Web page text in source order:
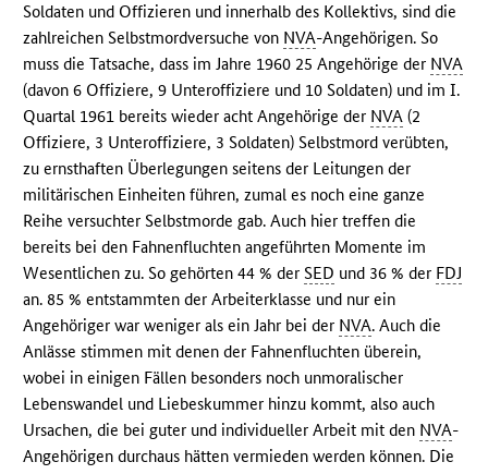
Soldaten und Offizieren und innerhalb des Kollektivs, sind die
zahlreichen Selbstmordversuche von NVA-Angehörigen. So
muss die Tatsache, dass im Jahre 1960 25 Angehörige der NVA
(davon 6 Offiziere, 9 Unteroffiziere und 10 Soldaten) und im I.
Quartal 1961 bereits wieder acht Angehörige der NVA (2
Offiziere, 3 Unteroffiziere, 3 Soldaten) Selbstmord verübten,
zu ernsthaften Überlegungen seitens der Leitungen der
militärischen Einheiten führen, zumal es noch eine ganze
Reihe versuchter Selbstmorde gab. Auch hier treffen die
bereits bei den Fahnenfluchten angeführten Momente im
Wesentlichen zu. So gehörten 44 % derSED und 36 % der FDJ
an. 85 % entstammten der Arbeiterklasse und nur ein
Angehöriger war weniger als ein Jahr bei der NVA. Auch die
Anlässe stimmen mit denen der Fahnenfluchten überein,
wobei in einigen Fällen besonders noch unmoralischer
Lebenswandel und Liebeskummer hinzu kommt, also auch
Ursachen, die bei guter und individueller Arbeit mit den NVA-
Angehörigen durchaus hätten vermieden werden können. Die